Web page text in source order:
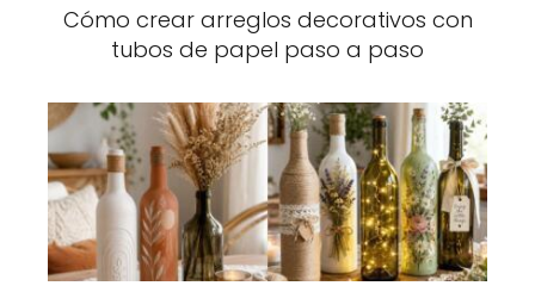
Cómo crear arreglos decorativos con
tubos de papel paso a paso